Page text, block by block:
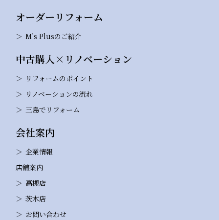
オーダーリフォーム
M’s Plusのご紹介
中古購入×リノベーション
リフォームのポイント
リノベーションの流れ
三島でリフォーム
会社案内
企業情報
店舗案内
高槻店
茨木店
お問い合わせ